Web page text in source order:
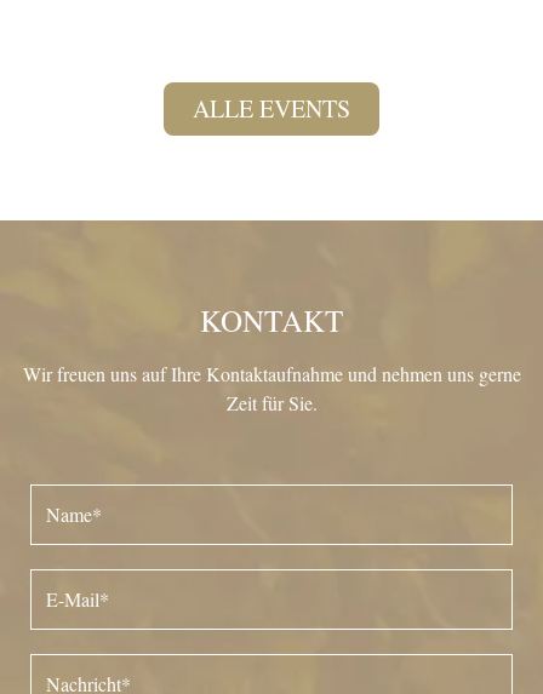
ALLE EVENTS
KONTAKT
Wir freuen uns auf Ihre Kontaktaufnahme und nehmen uns gerne
Zeit für Sie.